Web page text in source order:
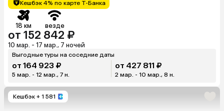
Кешбэк 4% по карте Т-Банка
18 км везде
от 152 842 ₽
10 мар. - 17 мар., 7 ночей
Выгодные туры на соседние даты
от 164 923 ₽
5 мар. - 12 мар., 7 н.
от 427 811 ₽
2 мар. - 10 мар., 8 н.
Кешбэк + 1 581